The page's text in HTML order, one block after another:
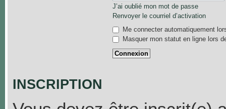
J’ai oublié mon mot de passe
Renvoyer le courriel d’activation
Me connecter automatiquement
Masquer mon statut en ligne lors
INSCRIPTION